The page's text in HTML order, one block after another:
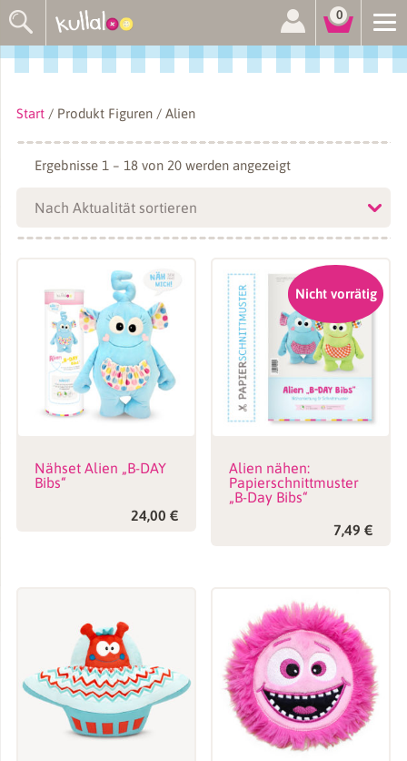
0
Suchen
nach:
Start/ Produkt Figuren / Alien
Ergebnisse 1 – 18 von 20 werden angezeigtNach
Nähset Alien „B-DAY
Bibs“
24,00 €
Nicht vorrätig
Alien nähen:
Papierschnittmuster
„B-Day Bibs“
7,49€